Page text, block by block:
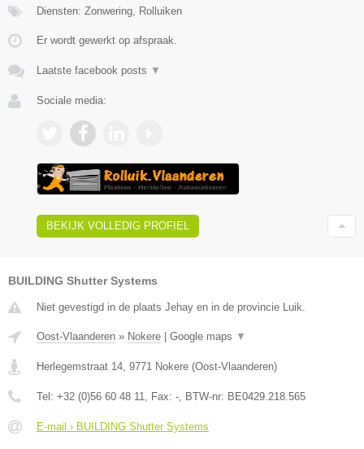
Diensten: Zonwering, Rolluiken
Er wordt gewerkt op afspraak.
Laatste facebook posts ▼
Sociale media:
BEKIJK VOLLEDIG PROFIEL
BUILDING Shutter Systems
Niet gevestigd in de plaats Jehay en in de provincie Luik.
Oost-Vlaanderen » Nokere Google maps ▼
Herlegemstraat 14 9771 Nokere (Oost-Vlaanderen)
Tel: +32 (0)56 60 48 11 , Fax: - , BTW-nr: BE0429.218.565
E-mail › BUILDING Shutter Systems